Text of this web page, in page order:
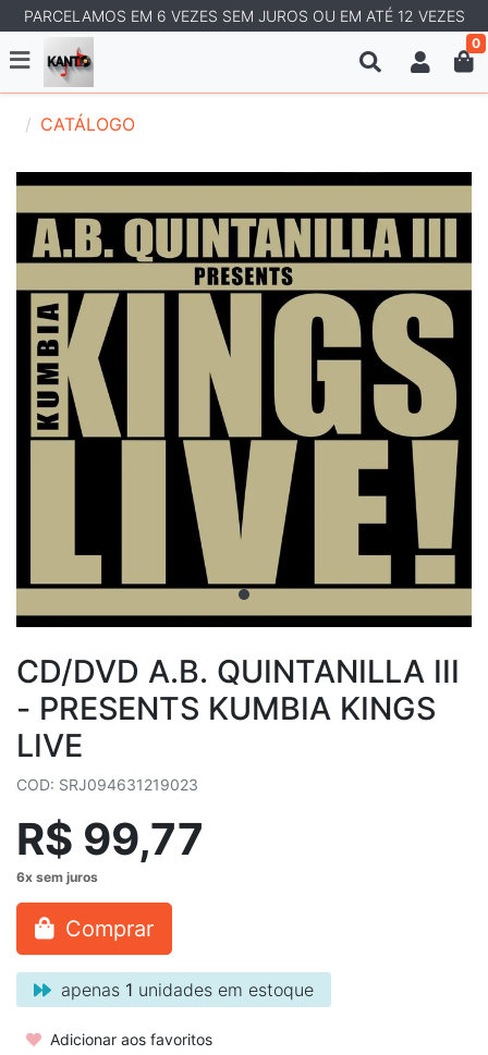
PARCELAMOS EM 6 VEZES SEM JUROS OU EM ATÉ 12 VEZES
0
CATÁLOGO
CD/DVD A.B. QUINTANILLA III
- PRESENTS KUMBIA KINGS
LIVE
COD: SRJ094631219023
R$ 99,77
Comprar
apenas 1 unidades em estoque
Adicionar aos favoritos